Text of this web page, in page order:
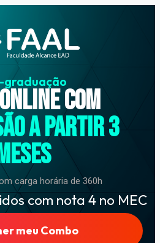
graduação
com
A PARTIR 3
carga horária de 360h
com nota 4 no MEC
meu Combo